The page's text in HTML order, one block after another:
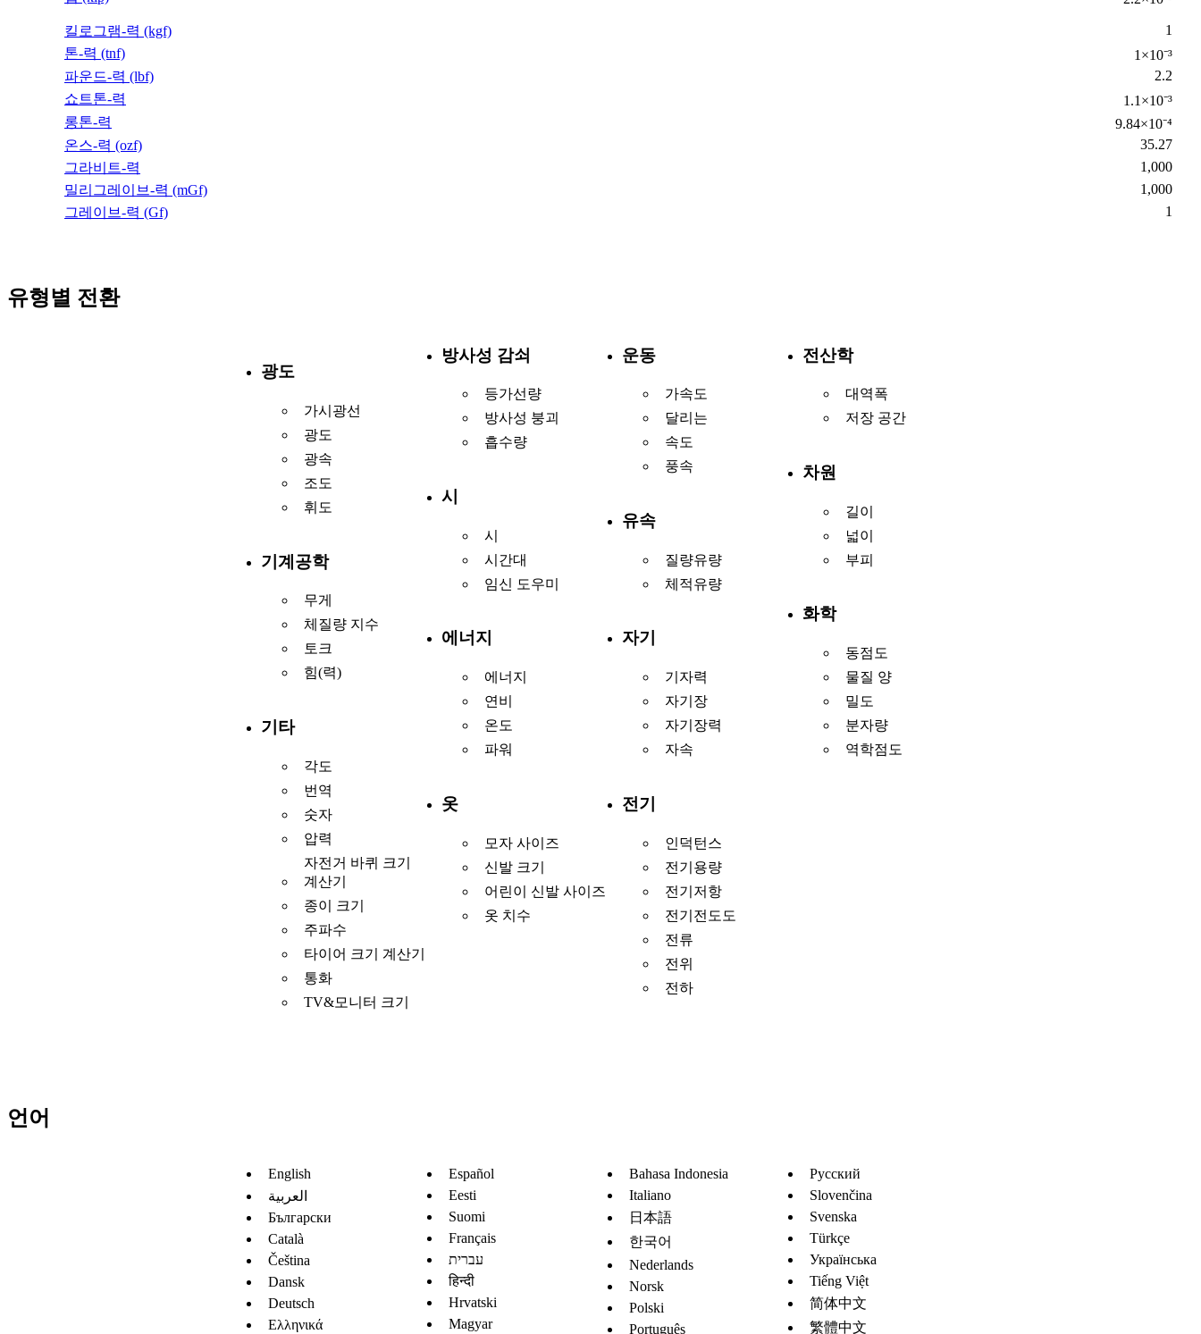
킬로그램-력 (kgf)
1
톤-력 (tnf)
1×10⁻³
파운드-력 (lbf)
2.2
쇼트톤-력
1.1×10⁻³
롱톤-력
9.84×10⁻⁴
온스-력 (ozf)
35.27
그라비트-력
1,000
밀리그레이브-력 (mGf)
1,000
그레이브-력 (Gf)
1
유형별 전환
광도
가시광선
광도
광속
조도
휘도
기계공학
무게
체질량 지수
토크
힘(력)
기타
각도
번역
숫자
압력
자전거 바퀴 크기
계산기
종이 크기
주파수
타이어 크기 계산기
통화
TV&모니터 크기
방사성 감쇠
등가선량
방사성 붕괴
흡수량
시
시
시간대
임신 도우미
에너지
에너지
연비
온도
파워
옷
모자 사이즈
신발 크기
어린이 신발 사이즈
옷 치수
운동
가속도
달리는
속도
풍속
유속
질량유량
체적유량
자기
기자력
자기장
자기장력
자속
전기
인덕턴스
전기용량
전기저항
전기전도도
전류
전위
전하
전산학
대역폭
저장 공간
차원
길이
넓이
부피
화학
동점도
물질 양
밀도
분자량
역학점도
언어
English
العربية
Български
Català
Čeština
Dansk
Deutsch
Ελληνικά
Español
Eesti
Suomi
Français
עברית
हिन्दी
Hrvatski
Magyar
Bahasa Indonesia
Italiano
日本語
한국어
Nederlands
Norsk
Polski
Português
Русский
Slovenčina
Svenska
Türkçe
Украïнська
Tiếng Việt
简体中文
繁體中文